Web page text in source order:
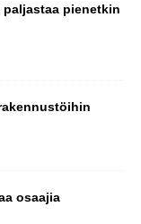
pienetkin
osaajia